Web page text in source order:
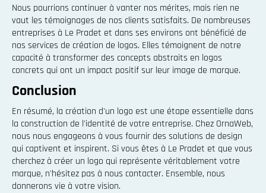
Nous pourrions continuer à vanter nos mérites, mais rien ne
vaut les témoignages de nos clients satisfaits. De nombreuses
entreprises à Le Pradet et dans ses environs ont bénéficié de
nos services de création de logos. Elles témoignent de notre
capacité à transformer des concepts abstraits en logos
concrets qui ont un impact positif sur leur image de marque.
Conclusion
En résumé, la création d'un logo est une étape essentielle dans
la construction de l'identité de votre entreprise. Chez OrnaWeb,
nous nous engageons à vous fournir des solutions de design
qui captivent et inspirent. Si vous êtes à Le Pradet et que vous
cherchez à créer un logo qui représente véritablement votre
marque, n'hésitez pas à nous contacter. Ensemble, nous
donnerons vie à votre vision.